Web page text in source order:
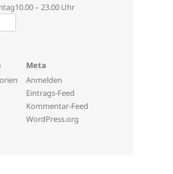
10.00 – 23.00 Uhr
Meta
Anmelden
Eintrags-Feed
Kommentar-Feed
WordPress.org